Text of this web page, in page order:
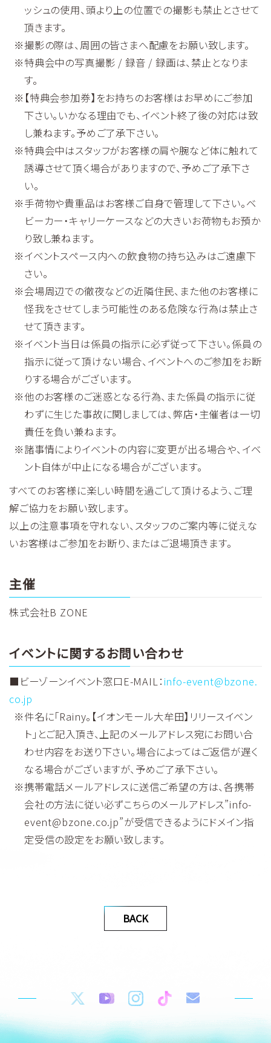
ッシュの使用、頭より上の位置での撮影も禁止とさせて
頂きます。
撮影の際は、周囲の皆さまへ配慮をお願い致します。
特典会中の写真撮影 / 録音 / 録画は、禁止となりま
す。
【特典会参加券】をお持ちのお客様はお早めにご参加
下さい。いかなる理由でも、イベント終了後の対応は致
し兼ねます。予めご了承下さい。
特典会中はスタッフがお客様の肩や腕など体に触れて
誘導させて頂く場合がありますので、予めご了承下さ
い。
手荷物や貴重品はお客様ご自身で管理して下さい。ベ
ビーカー・キャリーケースなどの大きいお荷物もお預か
り致し兼ねます。
イベントスペース内への飲食物の持ち込みはご遠慮下
さい。
会場周辺での徹夜などの近隣住民、また他のお客様に
怪我をさせてしまう可能性のある危険な行為は禁止さ
せて頂きます。
イベント当日は係員の指示に必ず従って下さい。係員の
指示に従って頂けない場合、イベントへのご参加をお断
りする場合がございます。
他のお客様のご迷惑となる行為、また係員の指示に従
わずに生じた事故に関しましては、弊店・主催者は一切
責任を負い兼ねます。
諸事情によりイベントの内容に変更が出る場合や、イベ
ント自体が中止になる場合がございます。
すべてのお客様に楽しい時間を過ごして頂けるよう、ご理
解ご協力をお願い致します。
以上の注意事項を守れない、スタッフのご案内等に従えな
いお客様はご参加をお断り、またはご退場頂きます。
主催
株式会社B ZONE
イベントに関するお問い合わせ
■ビーゾーンイベント窓口E-MAIL： info-event@bzone.
co.jp
件名に「Rainy。【イオンモール大牟田】リリースイベン
ト」とご記入頂き、上記のメールアドレス宛にお問い合
わせ内容をお送り下さい。場合によってはご返信が遅く
なる場合がございますが、予めご了承下さい。
携帯電話メールアドレスに送信ご希望の方は、各携帯
会社の方法に従い必ずこちらのメールアドレス”info-
event@bzone.co.jp”が受信できるようにドメイン指
定受信の設定をお願い致します。
BACK